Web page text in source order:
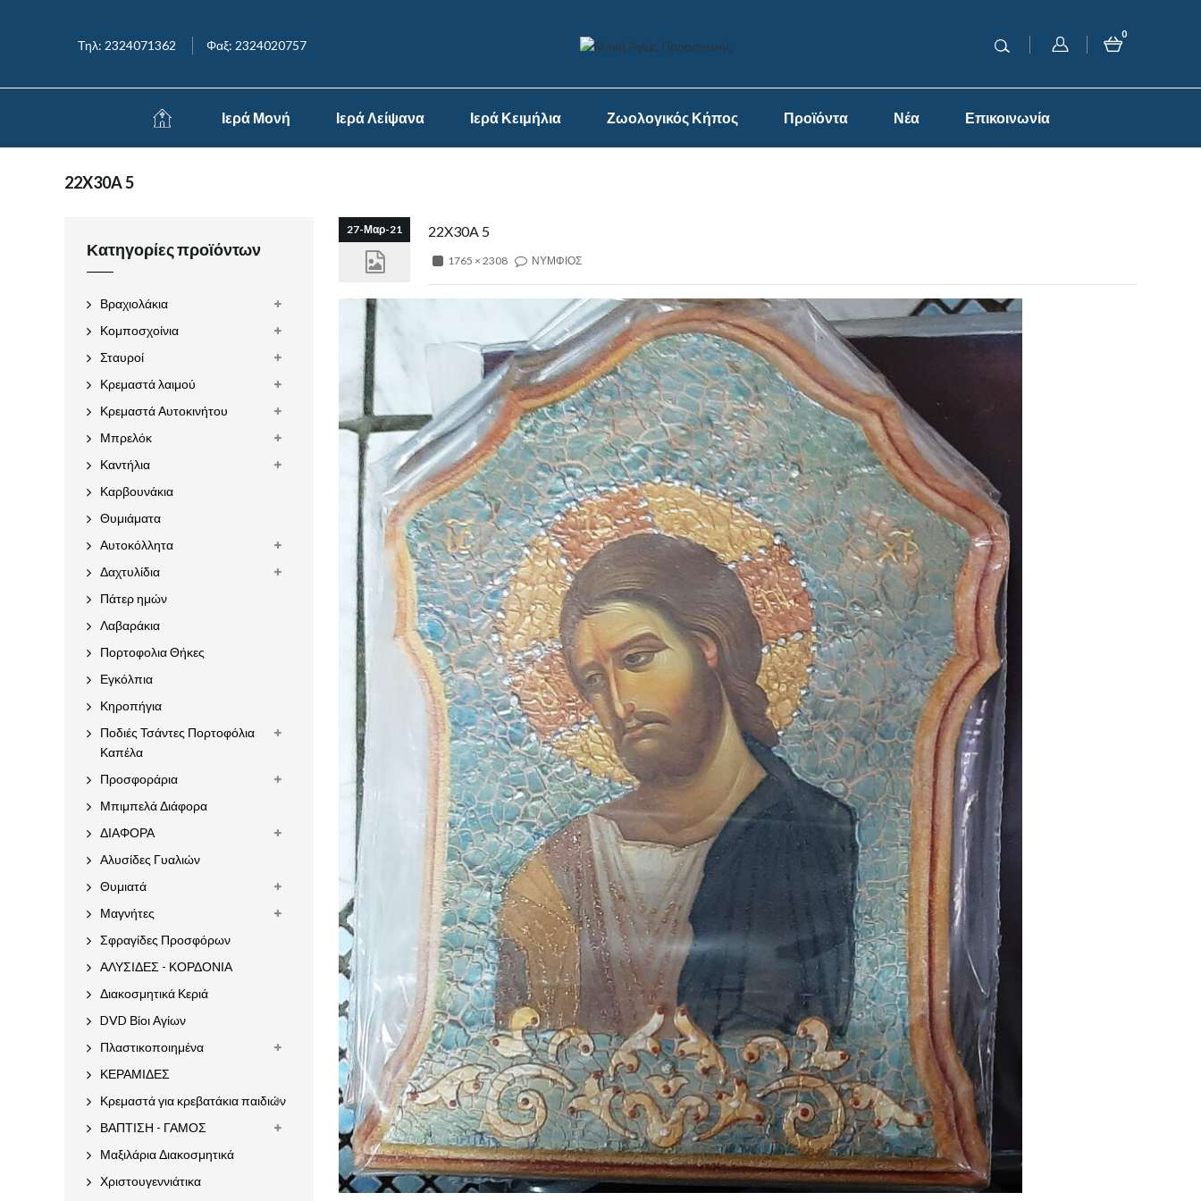
Τηλ: 2324071362 Φαξ: 2324020757
0
Ιερά Μονή Ιερά Λείψανα Ιερά Κειμήλια Ζωολογικός Κήπος Προϊόντα Νέα Επικοινωνία
22X30A 5
27-Μαρ-21 22X30A 5
1765 × 2308 ΝΥΜΦΙΟΣ
Κατηγορίες προϊόντων
Βραχιολάκια
Κομποσχοίνια
Σταυροί
Κρεμαστά λαιμού
Κρεμαστά Αυτοκινήτου
Μπρελόκ
Καντήλια
Καρβουνάκια
Θυμιάματα
Αυτοκόλλητα
Δαχτυλίδια
Πάτερ ημών
Λαβαράκια
Πορτοφολια Θήκες
Εγκόλπια
Κηροπήγια
Ποδιές Τσάντες Πορτοφόλια
Καπέλα
Προσφοράρια
Μπιμπελά Διάφορα
ΔΙΑΦΟΡΑ
Αλυσίδες Γυαλιών
Θυμιατά
Μαγνήτες
Σφραγίδες Προσφόρων
ΑΛΥΣΙΔΕΣ - ΚΟΡΔΟΝΙΑ
Διακοσμητικά Κεριά
DVD Βίοι Αγίων
Πλαστικοποιημένα
ΚΕΡΑΜΙΔΕΣ
Κρεμαστά για κρεβατάκια παιδιών
ΒΑΠΤΙΣΗ - ΓΑΜΟΣ
Μαξιλάρια Διακοσμητικά
Χριστουγεννιάτικα